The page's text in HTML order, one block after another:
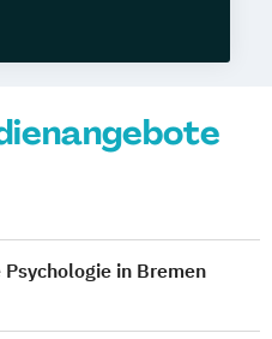
in Bremen